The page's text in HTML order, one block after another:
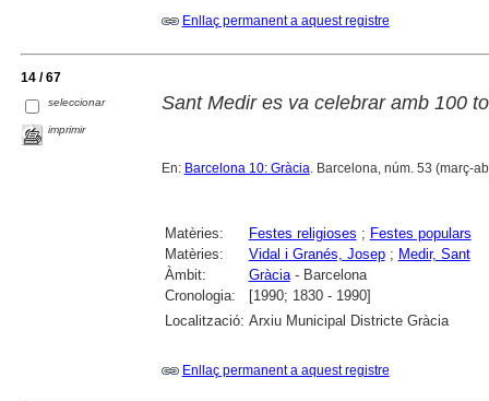
Enllaç permanent a aquest registre
14 / 67
seleccionar
imprimir
Sant Medir es va celebrar amb 100
En: Barcelona 10: Gràcia . Barcelona, núm. 53 (març-
Matèries: Festes religioses ; Festes populars
Matèries:
Vidal i Granés, Josep; Medir, Sant
Àmbit:
Gràcia- Barcelona
Cronologia:
[1990; 1830 - 1990]
Localització: Arxiu Municipal Districte Gràcia
Enllaç permanent a aquest registre